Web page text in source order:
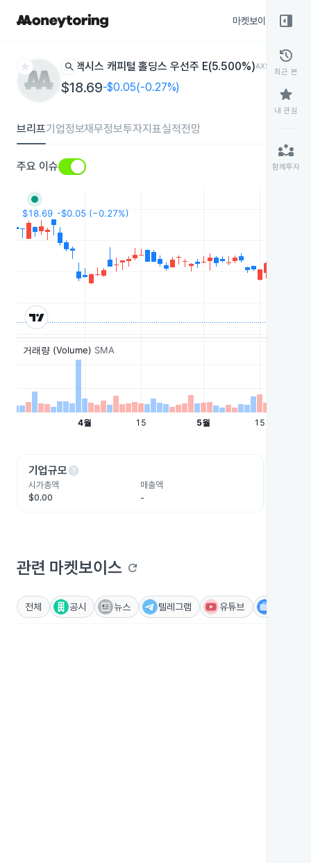
마켓보이스
star search 액시스 캐피털 홀딩스 우선주 E(5.500%)AXS-E 뉴욕거래
$18.69-$0.05(-0.27%)
브리프기업정보재무정보투자지표실적전망
주요 이슈
기업규모help
시가총액
$0.00
매출액
-
관련 마켓보이스 refresh
전체 공시 뉴스 텔레그램 유튜브
right_panel_open
history
최근 본
star
내 관심
partner_exchange
함께투자